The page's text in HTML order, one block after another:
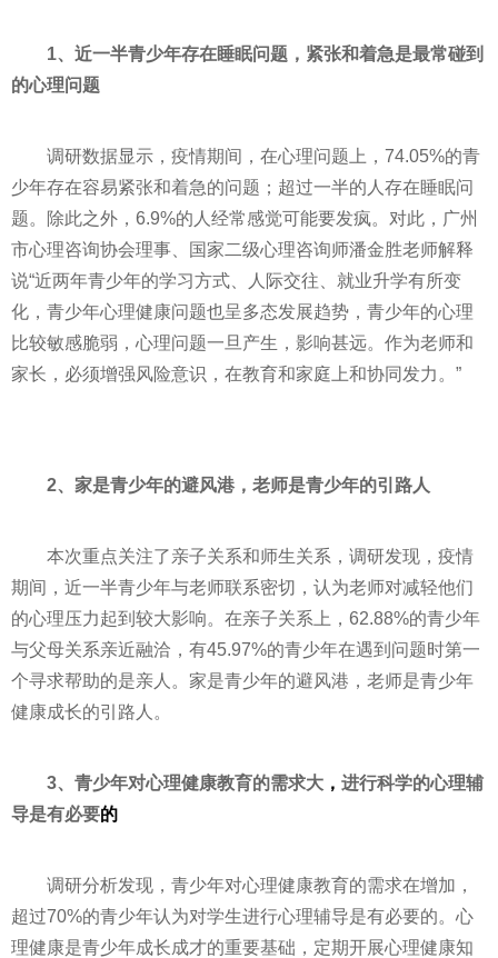
1、近一半青少年存在睡眠问题，紧张和着急是最常碰到
的心理问题
调研数据显示，疫情期间，在心理问题上，74.05%的青
少年存在容易紧张和着急的问题；超过一半的人存在睡眠问
题。除此之外，6.9%的人经常感觉可能要发疯。对此，广州
市心理咨询协会理事、国家二级心理咨询师潘金胜老师解释
说“近两年青少年的学习方式、人际交往、就业升学有所变
化，青少年心理健康问题也呈多态发展趋势，青少年的心理
比较敏感脆弱，心理问题一旦产生，影响甚远。作为老师和
家长，必须增强风险意识，在教育和家庭上和协同发力。”
2、家是青少年的避风港，老师是青少年的引路人
本次重点关注了亲子关系和师生关系，调研发现，疫情
期间，近一半青少年与老师联系密切，认为老师对减轻他们
的心理压力起到较大影响。在亲子关系上，62.88%的青少年
与父母关系亲近融洽，有45.97%的青少年在遇到问题时第一
个寻求帮助的是亲人。家是青少年的避风港，老师是青少年
健康成长的引路人。
3、青少年对心理健康教育的需求大 ， 进行科学的心理辅
导是有必要的
调研分析发现，青少年对心理健康教育的需求在增加，
超过70%的青少年认为对学生进行心理辅导是有必要的。心
理健康是青少年成长成才的重要基础，定期开展心理健康知